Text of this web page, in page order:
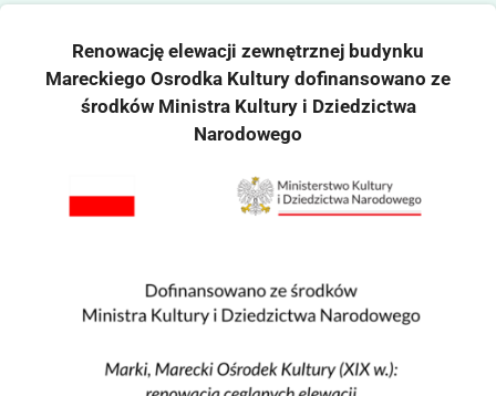
Renowację elewacji zewnętrznej budynku
Mareckiego Osrodka Kultury dofinansowano ze
środków Ministra Kultury i Dziedzictwa
Narodowego